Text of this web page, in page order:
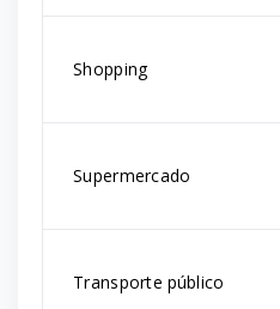
Shopping
Supermercado
Transporte público